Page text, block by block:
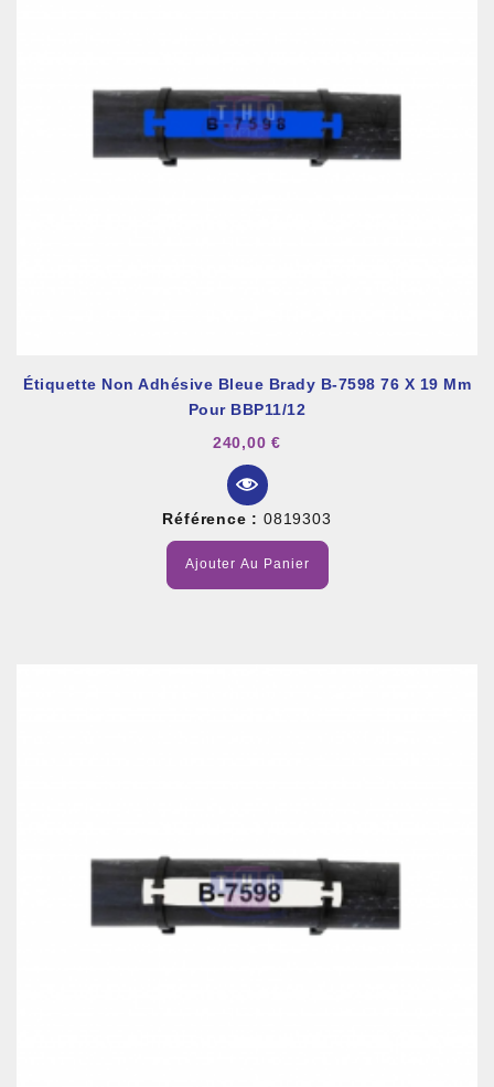
Étiquette Non Adhésive Bleue Brady B-7598 76 X 19 Mm
Pour BBP11/12
240,00 €
Référence : 0819303
Ajouter Au Panier